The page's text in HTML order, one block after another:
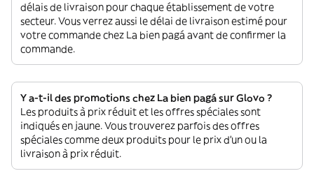
délais de livraison pour chaque établissement de votre
secteur. Vous verrez aussi le délai de livraison estimé pour
votre commande chez La bien pagá avant de confirmer la
commande.
Y a-t-il des promotions chez La bien pagá sur Glovo ?
Les produits à prix réduit et les offres spéciales sont
indiqués en jaune. Vous trouverez parfois des offres
spéciales comme deux produits pour le prix d'un ou la
livraison à prix réduit.